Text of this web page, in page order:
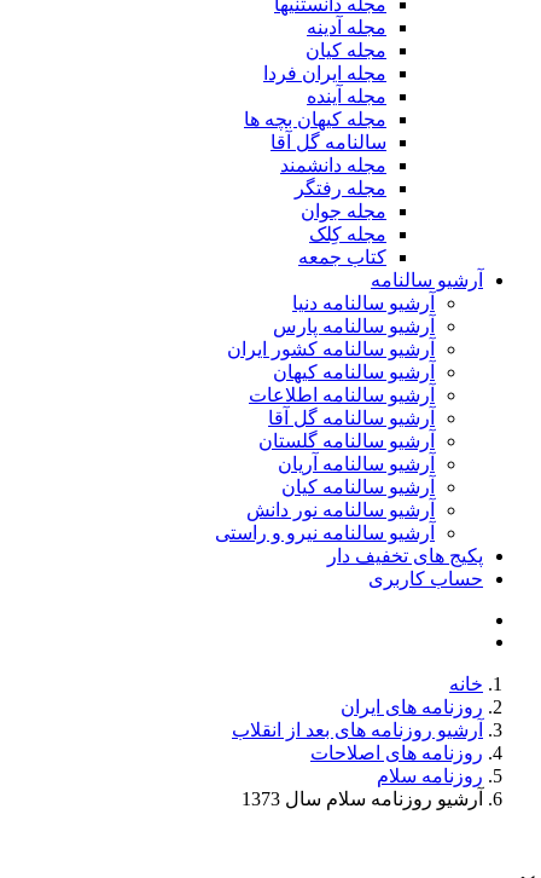
مجله دانستنیها
مجله آدینه
مجله کیان
مجله ایران فردا
مجله آینده
مجله کیهان بچه ها
سالنامه گل آقا
مجله دانشمند
مجله رفتگر
مجله جوان
مجله کِلک
کتاب جمعه
آرشیو سالنامه
آرشیو سالنامه دنیا
آرشیو سالنامه پارس
آرشیو سالنامه کشور ایران
آرشیو سالنامه کیهان
آرشیو سالنامه اطلاعات
آرشیو سالنامه گل آقا
آرشیو سالنامه گلستان
آرشیو سالنامه آریان
آرشیو سالنامه کیان
آرشیو سالنامه نور دانش
آرشیو سالنامه نیرو و راستی
پکیج های تخفیف دار
حساب کاربری
خانه
روزنامه های ایران
آرشیو روزنامه های بعد از انقلاب
روزنامه های اصلاحات
روزنامه سلام
آرشیو روزنامه سلام سال 1373